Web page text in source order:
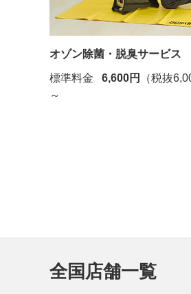
オゾン除菌・脱臭サービス
標準料金 6,600円
（税抜
～
全国店舗一覧